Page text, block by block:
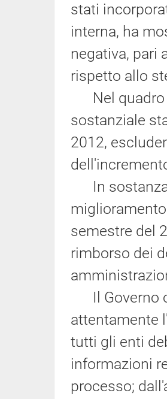
stati
interna, ha
negativa, pari
rispetto allo
Nel quadro
sostanziale
2012,
In sostanza,
semestre del
rimborso dei
Il Governo
attentamente
tutti gli enti
informazioni
processo;